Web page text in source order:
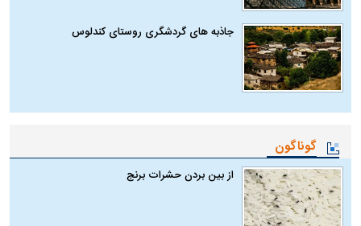
جاذبه های گردشگری روستای کندلوس
گوناگون
از بین بردن حشرات برنج